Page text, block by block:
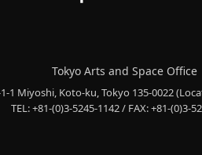
Tokyo Arts and Space Office
1 Miyoshi, Koto-ku, Tokyo 135-0022
TEL: +81-(0)3-5245-1142 / FAX: +81-(0)3-